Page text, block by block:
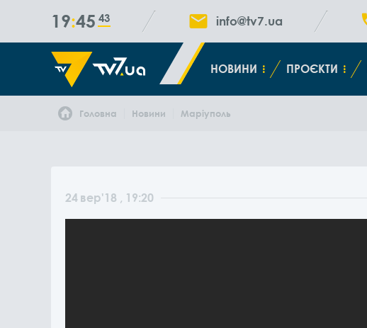
19 45 44 info@tv7.ua
НОВИНИ ПРОЄКТИ
Головна Новини Маріуполь
24 вер'18 , 19:20